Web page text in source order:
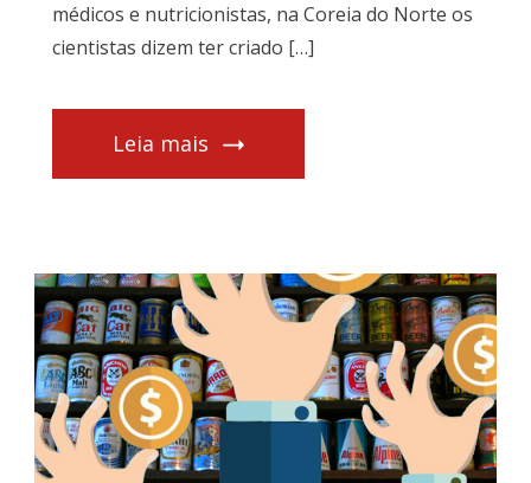
médicos e nutricionistas, na Coreia do Norte os
cientistas dizem ter criado […]
Leia mais